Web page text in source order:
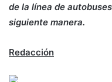
de la línea de
siguiente manera.
Redacción